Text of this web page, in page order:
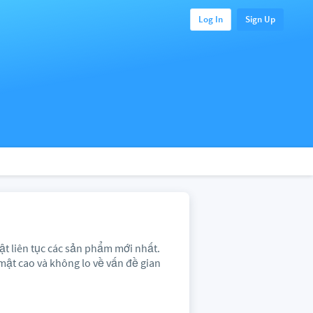
Log In Sign Up
liên tục các sản phẩm mới nhất.
cao và không lo về vấn đề gian